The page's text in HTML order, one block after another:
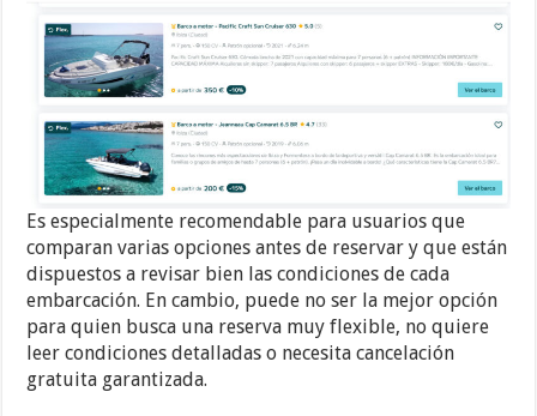
Es especialmente recomendable para usuarios que
comparan varias opciones antes de reservar y que están
dispuestos a revisar bien las condiciones de cada
embarcación. En cambio, puede no ser la mejor opción
para quien busca una reserva muy flexible, no quiere
leer condiciones detalladas o necesita cancelación
gratuita garantizada.